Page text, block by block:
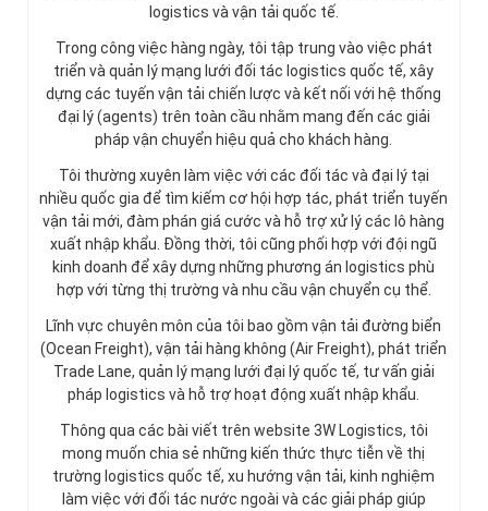
logistics và vận tải quốc tế.
Trong công việc hàng ngày, tôi tập trung vào việc phát
triển và quản lý mạng lưới đối tác logistics quốc tế, xây
dựng các tuyến vận tải chiến lược và kết nối với hệ thống
đại lý (agents) trên toàn cầu nhằm mang đến các giải
pháp vận chuyển hiệu quả cho khách hàng.
Tôi thường xuyên làm việc với các đối tác và đại lý tại
nhiều quốc gia để tìm kiếm cơ hội hợp tác, phát triển tuyến
vận tải mới, đàm phán giá cước và hỗ trợ xử lý các lô hàng
xuất nhập khẩu. Đồng thời, tôi cũng phối hợp với đội ngũ
kinh doanh để xây dựng những phương án logistics phù
hợp với từng thị trường và nhu cầu vận chuyển cụ thể.
Lĩnh vực chuyên môn của tôi bao gồm vận tải đường biển
(Ocean Freight), vận tải hàng không (Air Freight), phát triển
Trade Lane, quản lý mạng lưới đại lý quốc tế, tư vấn giải
pháp logistics và hỗ trợ hoạt động xuất nhập khẩu.
Thông qua các bài viết trên website 3W Logistics, tôi
mong muốn chia sẻ những kiến thức thực tiễn về thị
trường logistics quốc tế, xu hướng vận tải, kinh nghiệm
làm việc với đối tác nước ngoài và các giải pháp giúp